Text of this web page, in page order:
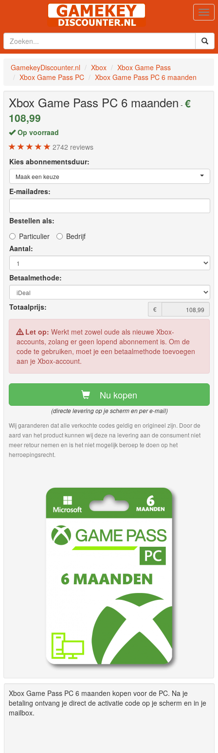
GamekeyDiscounter.nl Xbox
Xbox Game Pass
Xbox Game Pass PC
Xbox Game Pass PC 6 maanden
Xbox Game Pass PC 6 maanden - €
108,99
Op voorraad
2742 reviews
Kies abonnementsduur:
Maak een keuze
E-mailadres:
Bestellen als:
Particulier
Bedrijf
Aantal:
Betaalmethode:
Totaalprijs: €
Let op: Werkt met zowel oude als nieuwe Xbox-
accounts, zolang er geen lopend abonnement is. Om de
code te gebruiken, moet je een betaalmethode toevoegen
aan je Xbox-account.
Nu kopen
(directe levering op je scherm en per e-mail)
Wij garanderen dat alle verkochte codes geldig en origineel zijn. Door de
aard van het product kunnen wij deze na levering aan de consument niet
meer retour nemen en is het niet mogelijk beroep te doen op het
herroepingsrecht.
Xbox Game Pass PC 6 maanden kopen voor de PC. Na je
betaling ontvang je direct de activatie code op je scherm en in je
mailbox.